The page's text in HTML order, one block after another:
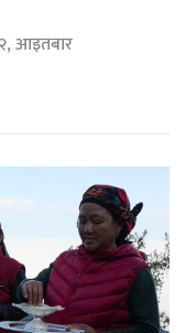
आइतबार